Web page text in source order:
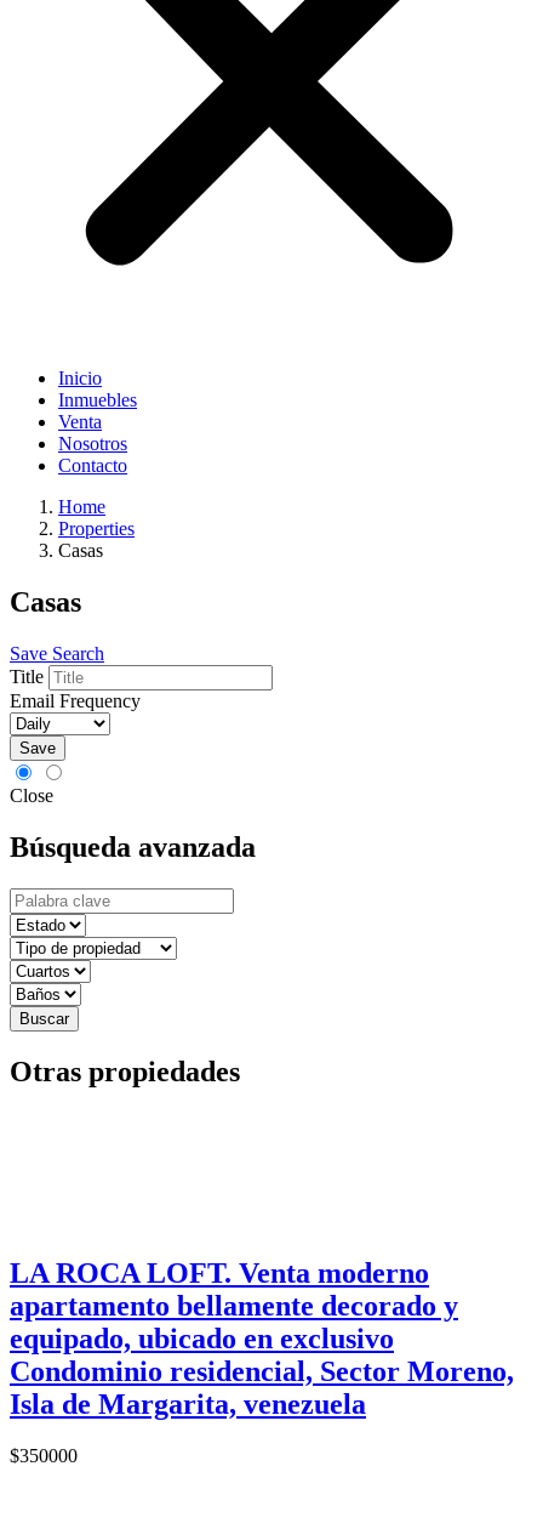
Inicio
Inmuebles
Venta
Nosotros
Contacto
Home
Properties
Casas
Casas
Save Search
Title
Email Frequency
Save
Close
Búsqueda avanzada
Buscar
Otras propiedades
LA ROCA LOFT. Venta moderno
apartamento bellamente decorado y
equipado, ubicado en exclusivo
Condominio residencial, Sector Moreno,
Isla de Margarita, venezuela
$350000